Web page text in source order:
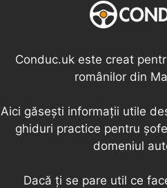
Conduc.uk este creat
românilor din
Aici găsești informații utile
ghiduri practice pentru
domeniul
Dacă ți se pare util ce